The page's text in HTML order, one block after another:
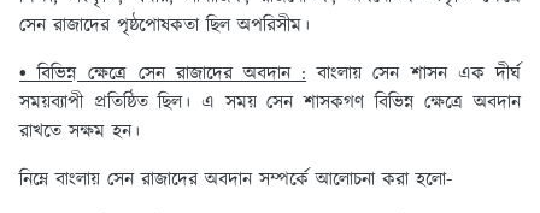
সেন রাজাদের পৃষ্ঠপোষকতা ছিল অপরিসীম।
• বিভিন্ন ক্ষেত্রে সেন রাজাদের অবদান : বাংলায় সেন শাসন এক দীর্ঘ
সময়ব্যাপী প্রতিষ্ঠিত ছিল। এ সময় সেন শাসকগণ বিভিন্ন ক্ষেত্রে অবদান
রাখতে সক্ষম হন।
নিম্নে বাংলায় সেন রাজাদের অবদান সম্পর্কে আলোচনা করা হলো-